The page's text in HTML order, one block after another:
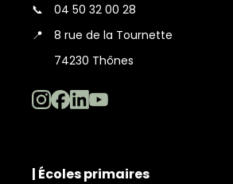
📞
04 50 32 00 28
📍
8 rue de la Tournette
74230 Thônes
| Écoles primaires